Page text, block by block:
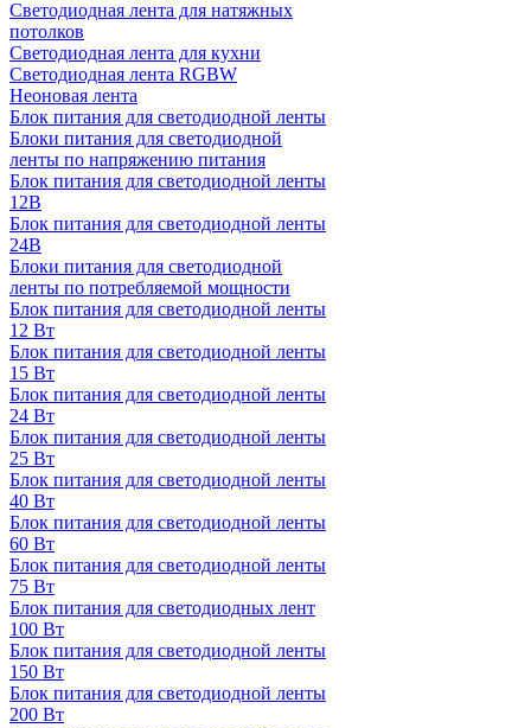
Светодиодная лента для натяжных
потолков
Светодиодная лента для кухни
Светодиодная лента RGBW
Неоновая лента
Блок питания для светодиодной ленты
Блоки питания для светодиодной
ленты по напряжению питания
Блок питания для светодиодной ленты
12В
Блок питания для светодиодной ленты
24В
Блоки питания для светодиодной
ленты по потребляемой мощности
Блок питания для светодиодной ленты
12 Вт
Блок питания для светодиодной ленты
15 Вт
Блок питания для светодиодной ленты
24 Вт
Блок питания для светодиодной ленты
25 Вт
Блок питания для светодиодной ленты
40 Вт
Блок питания для светодиодной ленты
60 Вт
Блок питания для светодиодной ленты
75 Вт
Блок питания для светодиодных лент
100 Вт
Блок питания для светодиодной ленты
150 Вт
Блок питания для светодиодной ленты
200 Вт